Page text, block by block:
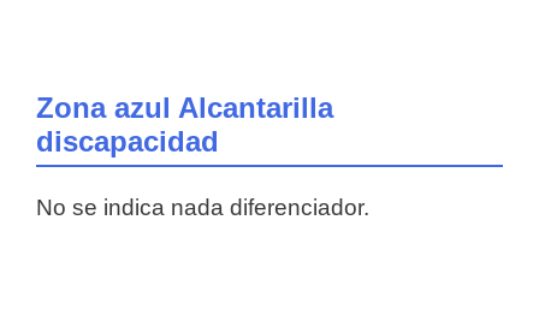
Zona azul Alcantarilla
discapacidad
No se indica nada diferenciador.